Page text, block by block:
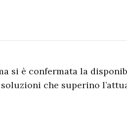
si è confermata la
che superino